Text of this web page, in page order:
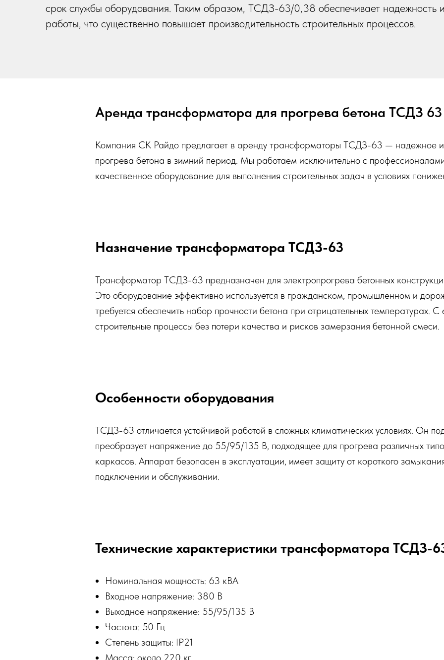
срок службы оборудования. Таким образом, ТСДЗ-63/0,38 обеспечивает надежность и
работы, что существенно повышает производительность строительных процессов.
Аренда трансформатора для прогрева бетона ТСДЗ 63
Компания СК Райдо предлагает в аренду трансформаторы ТСДЗ-63 — надежное
прогрева бетона в зимний период. Мы работаем исключительно с
качественное оборудование для выполнения строительных задач в условиях
Назначение трансформатора ТСДЗ-63
Трансформатор ТСДЗ-63 предназначен для электропрогрева бетонных
Это оборудование эффективно используется в гражданском, промышленном и
требуется обеспечить набор прочности бетона при отрицательных температурах.
строительные процессы без потери качества и рисков замерзания бетонной смеси.
Особенности оборудования
ТСДЗ-63 отличается устойчивой работой в сложных климатических условиях. Он
преобразует напряжение до 55/95/135 В, подходящее для прогрева различных
каркасов. Аппарат безопасен в эксплуатации, имеет защиту от короткого
подключении и обслуживании.
Технические характеристики трансформатора ТСДЗ-
Номинальная мощность: 63 кВА
Входное напряжение: 380 В
Выходное напряжение: 55/95/135 В
Частота: 50 Гц
Степень защиты: IP21
Масса: около 220 кг